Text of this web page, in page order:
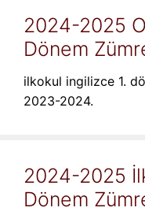
2024-2025
Dönem
ilkokul ingilizce 1.
2023-2024.
2024-2025
Dönem